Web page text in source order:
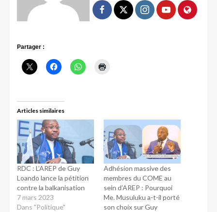
Partager :
Articles similaires
RDC : L’AREP de Guy
Loando lance la pétition
contre la balkanisation
7 mars 2023
Dans "Politique"
Adhésion massive des
membres du COME au
sein d’AREP : Pourquoi
Me. Musuluku a-t-il porté
son choix sur Guy